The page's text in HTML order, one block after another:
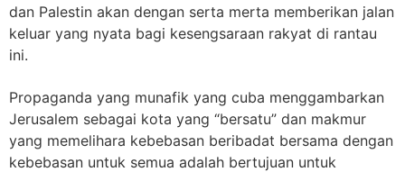
dan Palestin akan dengan serta merta memberikan jalan
keluar yang nyata bagi kesengsaraan rakyat di rantau
ini.
Propaganda yang munafik yang cuba menggambarkan
Jerusalem sebagai kota yang “bersatu” dan makmur
yang memelihara kebebasan beribadat bersama dengan
kebebasan untuk semua adalah bertujuan untuk